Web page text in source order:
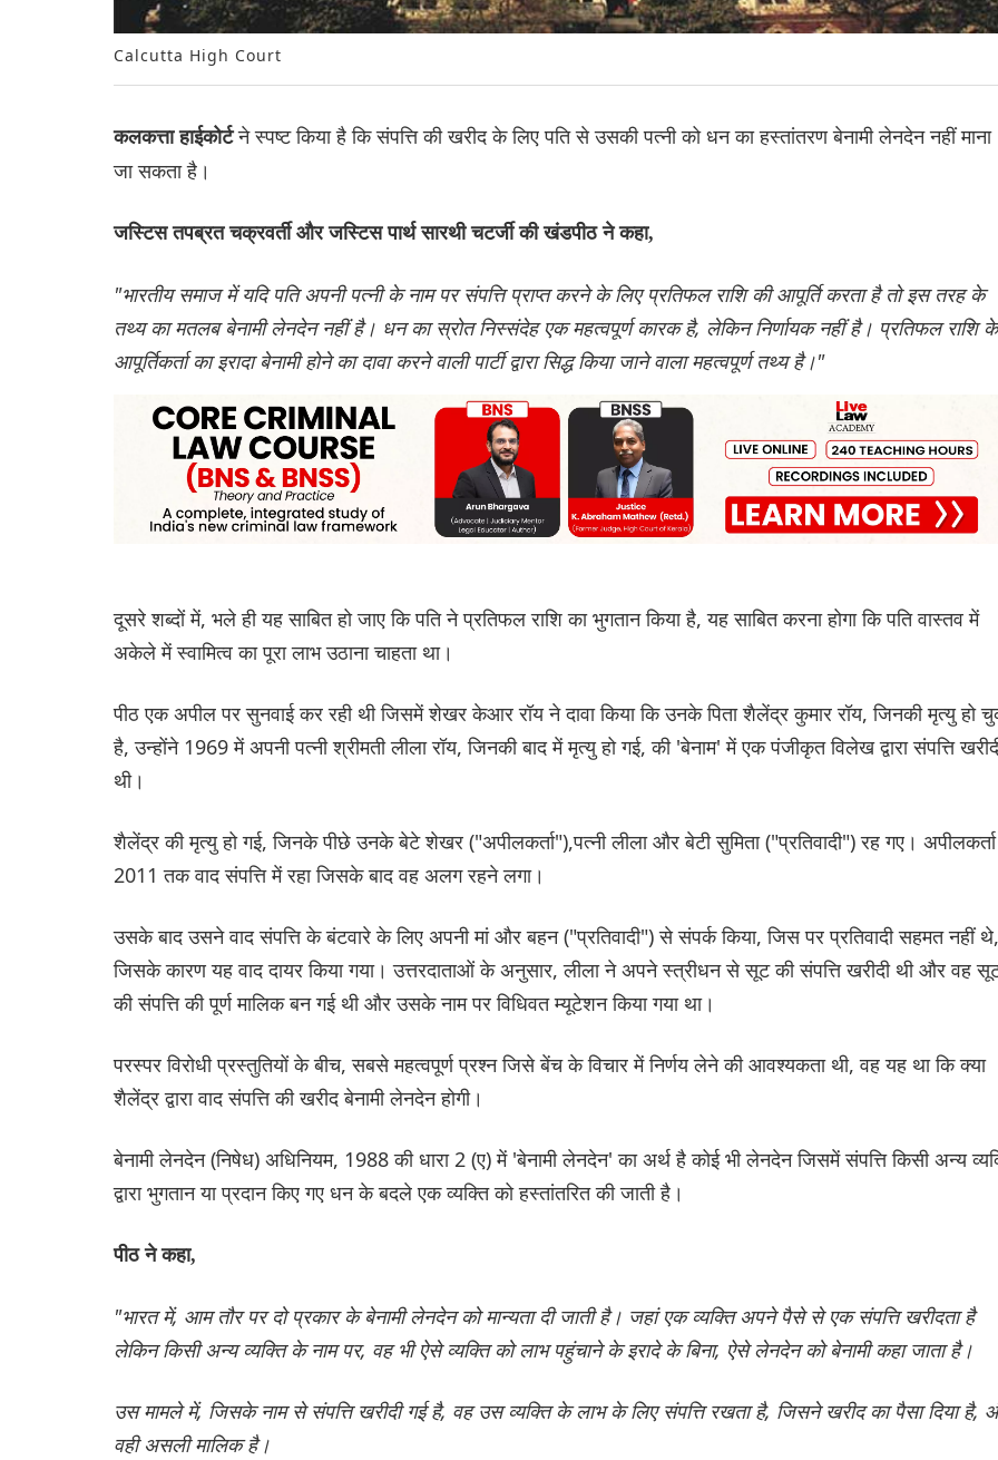
Calcutta High Court
कलकत्ता हाईकोर्टने स्पष्ट किया है कि संपत्ति की खरीद के लिए पति से उसकी पत्नी को धन का हस्तांतरण बेनामी लेनदेन नहीं माना
जा सकता है।
जस्टिस तपब्रत चक्रवर्ती और जस्टिस पार्थ सारथी चटर्जी की खंडपीठ ने कहा,
"भारतीय समाज में यदि पति अपनी पत्नी के नाम पर संपत्ति प्राप्त करने के लिए प्रतिफल राशि की आपूर्ति करता है तो इस तरह के
तथ्य का मतलब बेनामी लेनदेन नहीं है। धन का स्रोत निस्संदेह एक महत्वपूर्ण कारक है, लेकिन निर्णायक नहीं है। प्रतिफल राशि के
आपूर्तिकर्ता का इरादा बेनामी होने का दावा करने वाली पार्टी द्वारा सिद्ध किया जाने वाला महत्वपूर्ण तथ्य है।"
दूसरे शब्दों में, भले ही यह साबित हो जाए कि पति ने प्रतिफल राशि का भुगतान किया है, यह साबित करना होगा कि पति वास्तव में
अकेले में स्वामित्व का पूरा लाभ उठाना चाहता था।
पीठ एक अपील पर सुनवाई कर रही थी जिसमें शेखर केआर रॉय ने दावा किया कि उनके पिता शैलेंद्र कुमार रॉय, जिनकी मृत्यु हो
है, उन्होंने 1969 में अपनी पत्नी श्रीमती लीला रॉय, जिनकी बाद में मृत्यु हो गई, की 'बेनाम' में एक पंजीकृत विलेख द्वारा संपत्ति
थी।
शैलेंद्र की मृत्यु हो गई, जिनके पीछे उनके बेटे शेखर ("अपीलकर्ता"),पत्नी लीला और बेटी सुमिता ("प्रतिवादी") रह गए। अपीलकर्ता
2011 तक वाद संपत्ति में रहा जिसके बाद वह अलग रहने लगा।
उसके बाद उसने वाद संपत्ति के बंटवारे के लिए अपनी मां और बहन ("प्रतिवादी") से संपर्क किया, जिस पर प्रतिवादी सहमत नहीं थे,
जिसके कारण यह वाद दायर किया गया। उत्तरदाताओं के अनुसार, लीला ने अपने स्त्रीधन से सूट की संपत्ति खरीदी थी और वह
की संपत्ति की पूर्ण मालिक बन गई थी और उसके नाम पर विधिवत म्यूटेशन किया गया था।
परस्पर विरोधी प्रस्तुतियों के बीच, सबसे महत्वपूर्ण प्रश्न जिसे बेंच के विचार में निर्णय लेने की आवश्यकता थी, वह यह था कि क्या
शैलेंद्र द्वारा वाद संपत्ति की खरीद बेनामी लेनदेन होगी।
बेनामी लेनदेन (निषेध) अधिनियम, 1988 की धारा 2 (ए) में 'बेनामी लेनदेन' का अर्थ है कोई भी लेनदेन जिसमें संपत्ति किसी अन्य
द्वारा भुगतान या प्रदान किए गए धन के बदले एक व्यक्ति को हस्तांतरित की जाती है।
पीठ ने कहा,
"भारत में, आम तौर पर दो प्रकार के बेनामी लेनदेन को मान्यता दी जाती है। जहां एक व्यक्ति अपने पैसे से एक संपत्ति खरीदता है
लेकिन किसी अन्य व्यक्ति के नाम पर, वह भी ऐसे व्यक्ति को लाभ पहुंचाने के इरादे के बिना, ऐसे लेनदेन को बेनामी कहा जाता है।
उस मामले में, जिसके नाम से संपत्ति खरीदी गई है, वह उस व्यक्ति के लाभ के लिए संपत्ति रखता है, जिसने खरीद का पैसा दिया है,
वही असली मालिक है।